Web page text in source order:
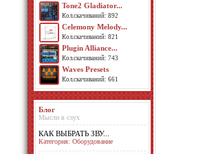
Tone2 Gladiator...
Кол.скачиваний: 892
Celemony Melody...
Кол.скачиваний: 821
Plugin Alliance...
Кол.скачиваний: 743
Waves Presets
Кол.скачиваний: 661
Блог
Мысли в слух
КАК ВЫБРАТЬ ЗВУ...
Категория: Оборудование